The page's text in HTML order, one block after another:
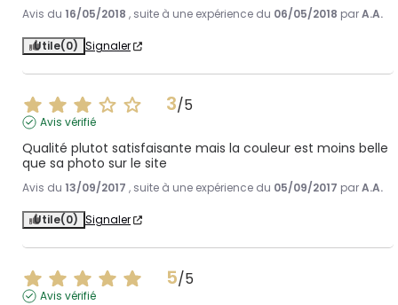
Avis du 16/05/2018 , suite à une expérience du 06/05/2018 parA.A.
Utile(0) Signaler
3/5
Avis vérifié
Qualité plutot satisfaisante mais la couleur est moins belle
que sa photo sur le site
Avis du 13/09/2017 , suite à une expérience du 05/09/2017 parA.A.
Utile(0) Signaler
5/5
Avis vérifié